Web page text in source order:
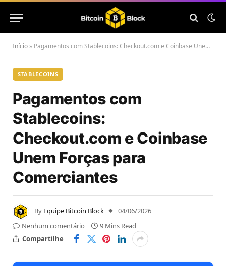
Início » Pagamentos com Stablecoins: Checkout.com e Coinbase Unem Forças para Comerciantes
STABLECOINS
Pagamentos com
Stablecoins:
Checkout.com e Coinbase
Unem Forças para
Comerciantes
By Equipe Bitcoin Block
04/06/2026
Nenhum comentário
9 Mins Read
Compartilhe